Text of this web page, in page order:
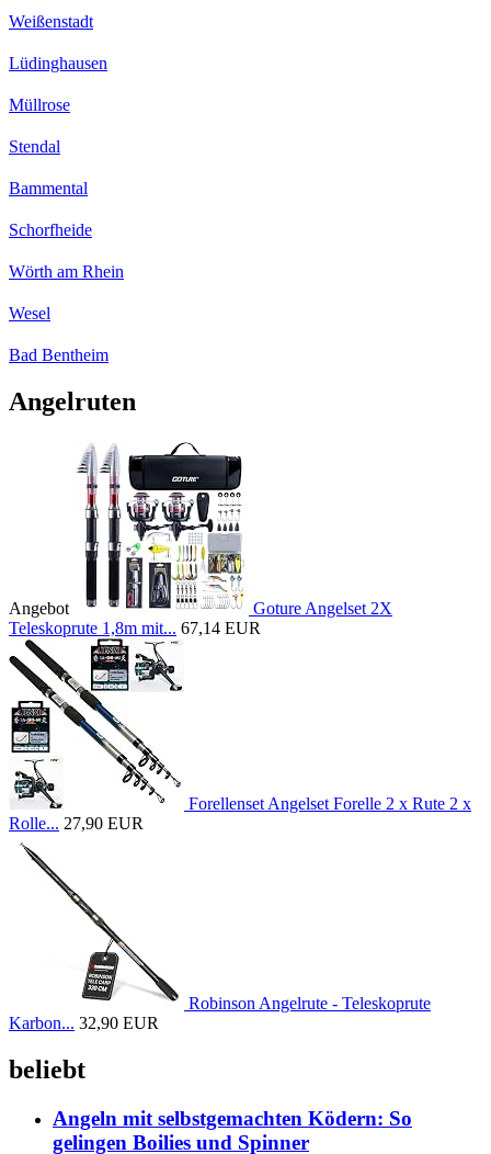
Weißenstadt
Lüdinghausen
Müllrose
Stendal
Bammental
Schorfheide
Wörth am Rhein
Wesel
Bad Bentheim
Angelruten
Angebot
Goture Angelset 2X
Teleskoprute 1,8m mit... 67,14 EUR
Forellenset Angelset Forelle 2 x Rute 2 x
Rolle... 27,90 EUR
Robinson Angelrute - Teleskoprute
Karbon... 32,90 EUR
beliebt
Angeln mit selbstgemachten Ködern: So
gelingen Boilies und Spinner